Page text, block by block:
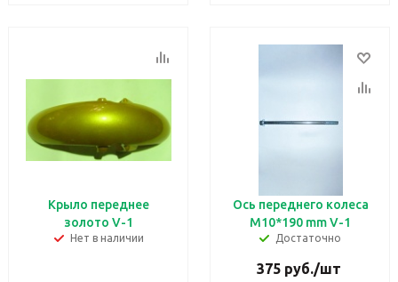
Крыло переднее
золото V-1
Нет в наличии
Ось переднего колеса
М10*190 mm V-1
Достаточно
375руб./шт